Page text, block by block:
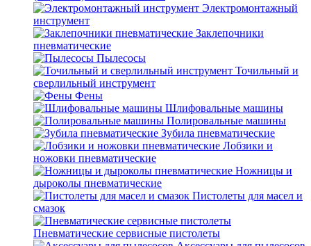
Электромонтажный
инструмент
Заклепочники
пневматические
Пылесосы
Точильный и
сверлильный инструмент
Фены
Шлифовальные машины
Полировальные машины
Зубила пневматические
Лобзики и
ножовки пневматические
Ножницы и
дыроколы пневматические
Пистолеты для масел и
смазок
Пневматические сервисные пистолеты